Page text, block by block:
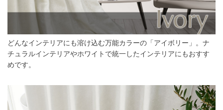
どんなインテリアにも溶け込む万能カラーの「アイボリー」。ナ
チュラルインテリアやホワイトで統一したインテリアにもおすす
めです。